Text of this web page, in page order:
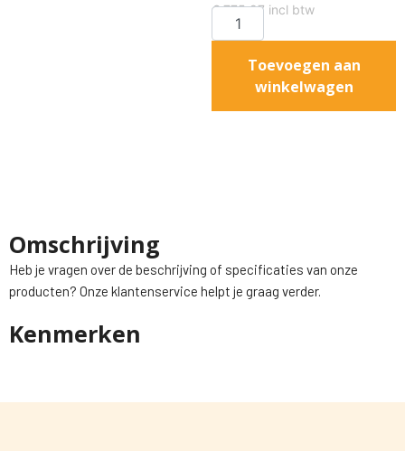
€775,97 incl btw
Toevoegen aan
winkelwagen
Omschrijving
Heb je vragen over de beschrijving of specificaties van onze
producten? Onze klantenservice helpt je graag verder.
Kenmerken